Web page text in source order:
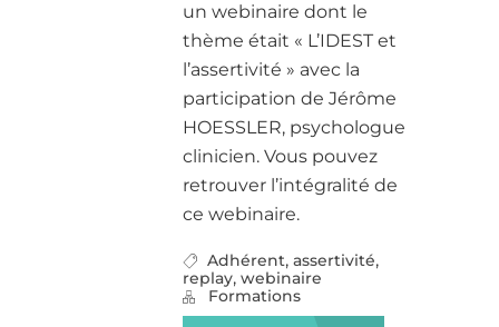
un webinaire dont le
thème était « L’IDEST et
l’assertivité » avec la
participation de Jérôme
HOESSLER, psychologue
clinicien. Vous pouvez
retrouver l’intégralité de
ce webinaire.
Adhérent, assertivité,
replay, webinaire
Formations